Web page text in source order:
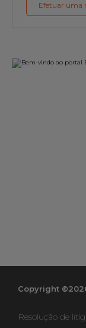
Copyright
Resolução de